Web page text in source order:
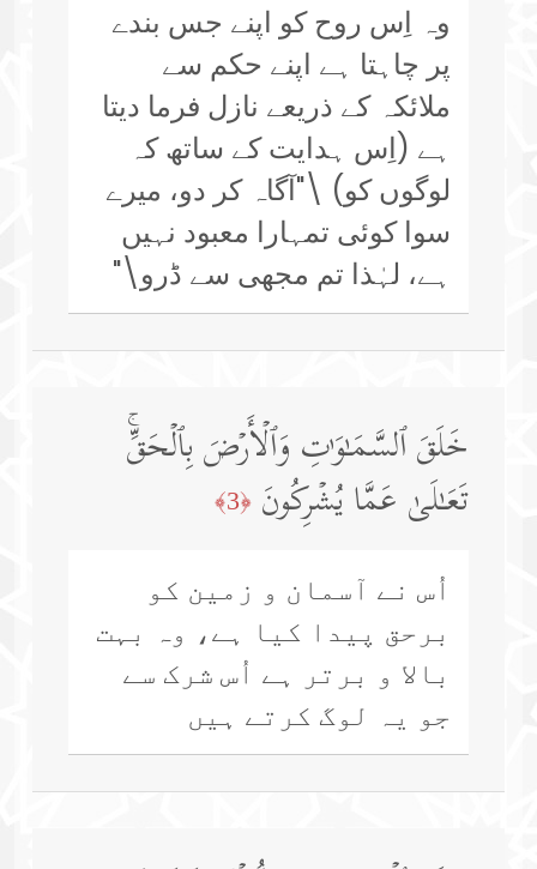
وہ اِس روح کو اپنے جس بندے
پر چاہتا ہے اپنے حکم سے
ملائکہ کے ذریعے نازل فرما دیتا
ہے (اِس ہدایت کے ساتھ کہ
لوگوں کو) \"آگاہ کر دو، میرے
سوا کوئی تمہارا معبود نہیں
ہے، لہٰذا تم مجھی سے ڈرو\"
خَلَقَ ٱلسَّمَـٰوَ ٰ⁠تِ وَٱلۡأَرۡضَ بِٱلۡحَقِّۚ
تَعَـٰلَىٰ عَمَّا یُشۡرِكُونَ ﴿3﴾
اُس نے آسمان و زمین کو
برحق پیدا کیا ہے، وہ بہت
بالا و برتر ہے اُس شرک سے
جو یہ لوگ کرتے ہیں